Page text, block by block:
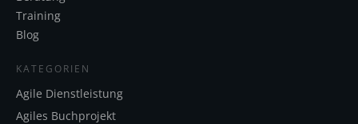
Training
Blog
KATEGORIEN
Agile Dienstleistung
Agiles Buchprojekt